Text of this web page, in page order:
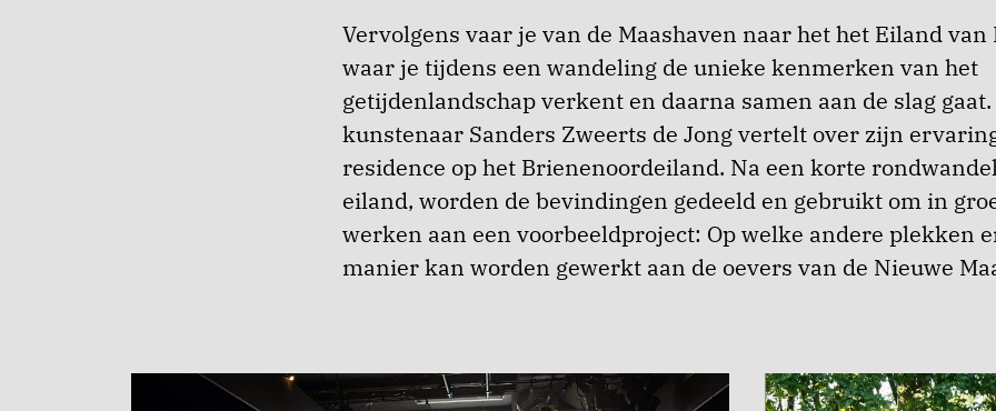
Vervolgens vaar je van de Maashaven naar het het Eiland
waar je tijdens een wandeling de unieke kenmerken van het
getijdenlandschap verkent en daarna samen aan de slag
kunstenaar Sanders Zweerts de Jong vertelt over zijn
residence op het Brienenoordeiland. Na een korte
eiland, worden de bevindingen gedeeld en gebruikt om in
werken aan een voorbeeldproject: Op welke andere plekken
manier kan worden gewerkt aan de oevers van de Nieuwe